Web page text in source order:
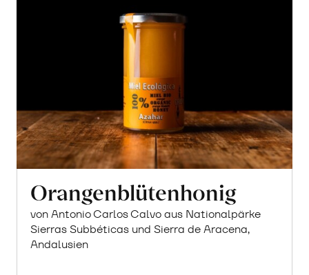
Orangenblütenhonig
von Antonio Carlos Calvo aus Nationalpärke
Sierras Subbéticas und Sierra de Aracena,
Andalusien